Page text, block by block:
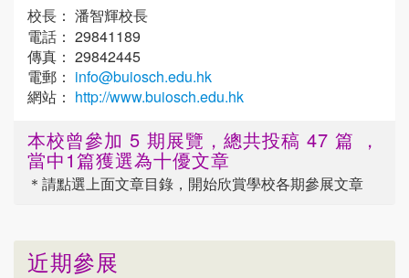
校長： 潘智輝校長
電話： 29841189
傳真： 29842445
電郵： info@buiosch.edu.hk
網站： http://www.buiosch.edu.hk
本校曾參加 5 期展覽，總共投稿 47 篇 ，
當中1篇獲選為十優文章
＊請點選上面文章目錄，開始欣賞學校各期參展文章
近期參展